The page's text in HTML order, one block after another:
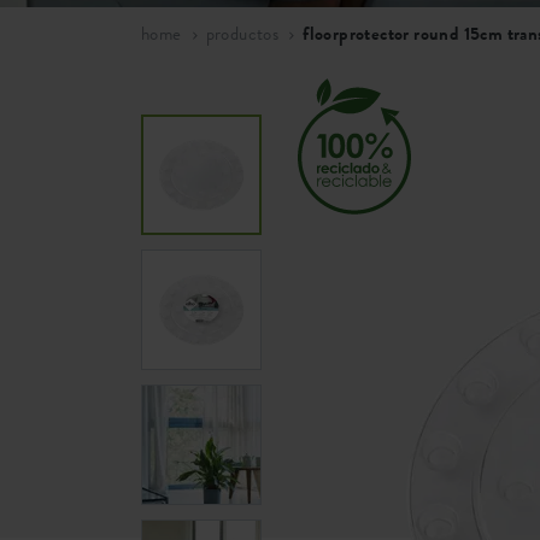
home productos floorprotector round 15cm